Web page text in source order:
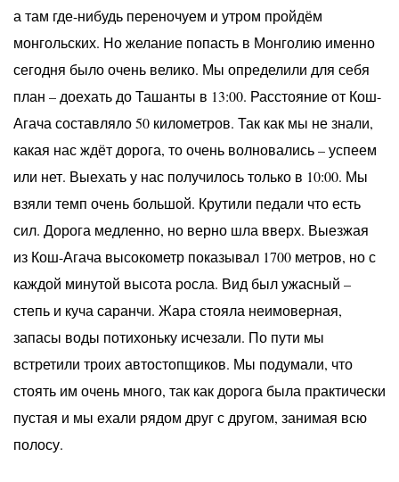
а там где-нибудь переночуем и утром пройдём
монгольских. Но желание попасть в Монголию именно
сегодня было очень велико. Мы определили для себя
план – доехать до Ташанты в 13:00. Расстояние от Кош-
Агача составляло 50 километров. Так как мы не знали,
какая нас ждёт дорога, то очень волновались – успеем
или нет. Выехать у нас получилось только в 10:00. Мы
взяли темп очень большой. Крутили педали что есть
сил. Дорога медленно, но верно шла вверх. Выезжая
из Кош-Агача высокометр показывал 1700 метров, но с
каждой минутой высота росла. Вид был ужасный –
степь и куча саранчи. Жара стояла неимоверная,
запасы воды потихоньку исчезали. По пути мы
встретили троих автостопщиков. Мы подумали, что
стоять им очень много, так как дорога была практически
пустая и мы ехали рядом друг с другом, занимая всю
полосу.